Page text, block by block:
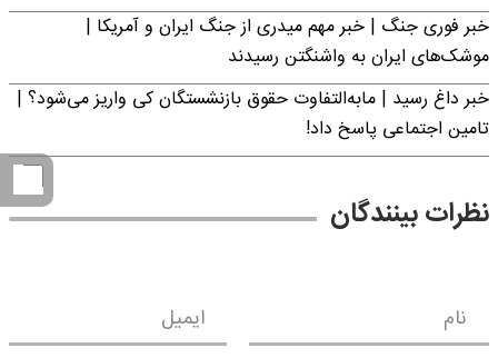
خبر فوری جنگ | خبر مهم میدری از جنگ ایران و آمریکا |
موشک‌های ایران به واشنگتن رسیدند
خبر داغ رسید | مابه‌التفاوت حقوق بازنشستگان کی واریز می‌شود؟ |
تامین اجتماعی پاسخ داد!
نظرات بینندگان
نام ایمیل